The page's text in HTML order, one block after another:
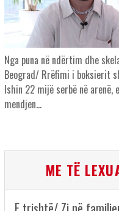
Nga puna në ndërtim dhe
Beograd/ Rrëfimi i boksierit
Ishin 22 mijë serbë në arenë,
mendjen…
ME TË